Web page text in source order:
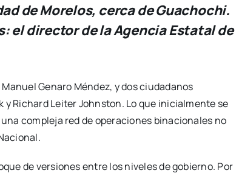
de Morelos, cerca de Guachochi.
el director de la Agencia Estatal de
Genaro Méndez, y dos ciudadanos
Richard Leiter Johnston. Lo que inicialmente se
compleja red de operaciones binacionales no
de versiones entre los niveles de gobierno. Por